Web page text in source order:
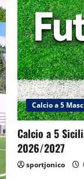
Calcio a 5
Calcio a 5
2026/2027
sportjonico